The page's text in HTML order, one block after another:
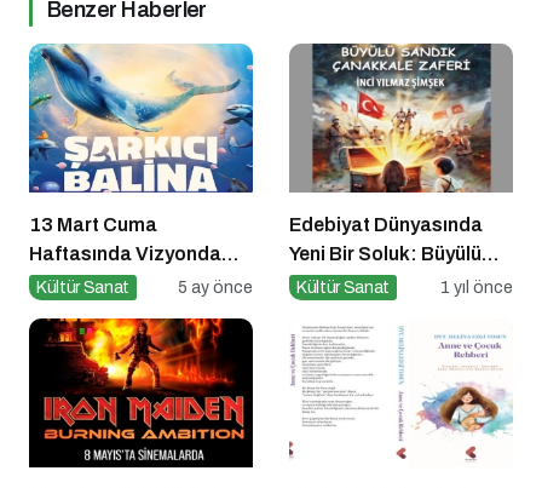
Benzer Haberler
13 Mart Cuma
Haftasında Vizyonda
Hangi Filmler Var?
Kültür Sanat 5 ay önce
Edebiyat Dünyasında
Yeni Bir Soluk: Büyülü
Sandık Çanakkale
Kültür Sanat 1 yıl önce